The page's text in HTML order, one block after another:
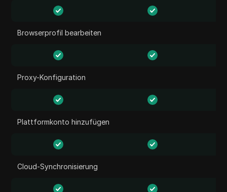
Browserprofil bearbeiten
Proxy-Konfiguration
Plattformkonto hinzufügen
Cloud-Synchronisierung